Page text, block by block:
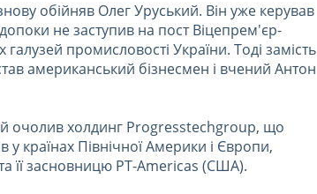
обійняв Олег Уруський. Він уже керував
не заступив на пост Віцепрем'єр-
галузей промисловості України. Тоді замість
американський бізнесмен і вчений Антон
очолив холдинг Progresstechgroup, що
у країнах Північної Америки і Європи,
її засновницю PT-Americas (США).